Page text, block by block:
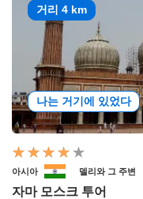
거리 4 km
나는 거기에 있었다
아시아 델리와 그 주변
자마 모스크 투어